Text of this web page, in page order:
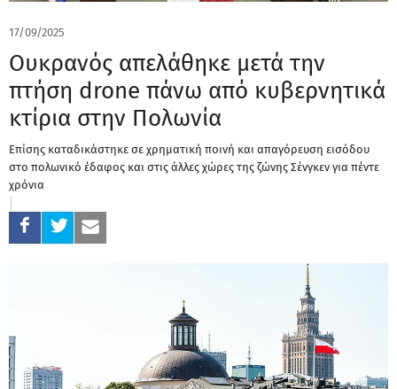
17/09/2025
Ουκρανός απελάθηκε μετά την
πτήση drone πάνω από κυβερνητικά
κτίρια στην Πολωνία
Επίσης καταδικάστηκε σε χρηματική ποινή και απαγόρευση εισόδου
στο πολωνικό έδαφος και στις άλλες χώρες της ζώνης Σένγκεν για πέντε
χρόνια